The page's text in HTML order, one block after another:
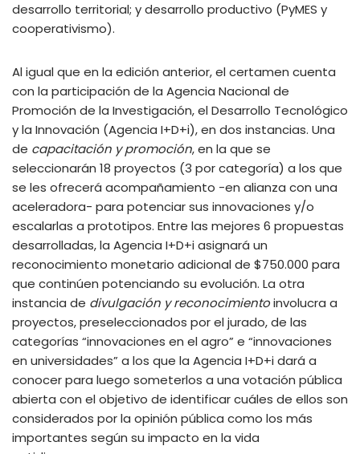
desarrollo territorial; y desarrollo productivo (PyMES y
cooperativismo).
Al igual que en la edición anterior, el certamen cuenta
con la participación de la Agencia Nacional de
Promoción de la Investigación, el Desarrollo Tecnológico
y la Innovación (Agencia I+D+i), en dos instancias. Una
de capacitación y promoción, en la que se
seleccionarán 18 proyectos (3 por categoría) a los que
se les ofrecerá acompañamiento -en alianza con una
aceleradora- para potenciar sus innovaciones y/o
escalarlas a prototipos. Entre las mejores 6 propuestas
desarrolladas, la Agencia I+D+i asignará un
reconocimiento monetario adicional de $750.000 para
que continúen potenciando su evolución. La otra
instancia de divulgación y reconocimientoinvolucra a
proyectos, preseleccionados por el jurado, de las
categorías “innovaciones en el agro” e “innovaciones
en universidades” a los que la Agencia I+D+i dará a
conocer para luego someterlos a una votación pública
abierta con el objetivo de identificar cuáles de ellos son
considerados por la opinión pública como los más
importantes según su impacto en la vida